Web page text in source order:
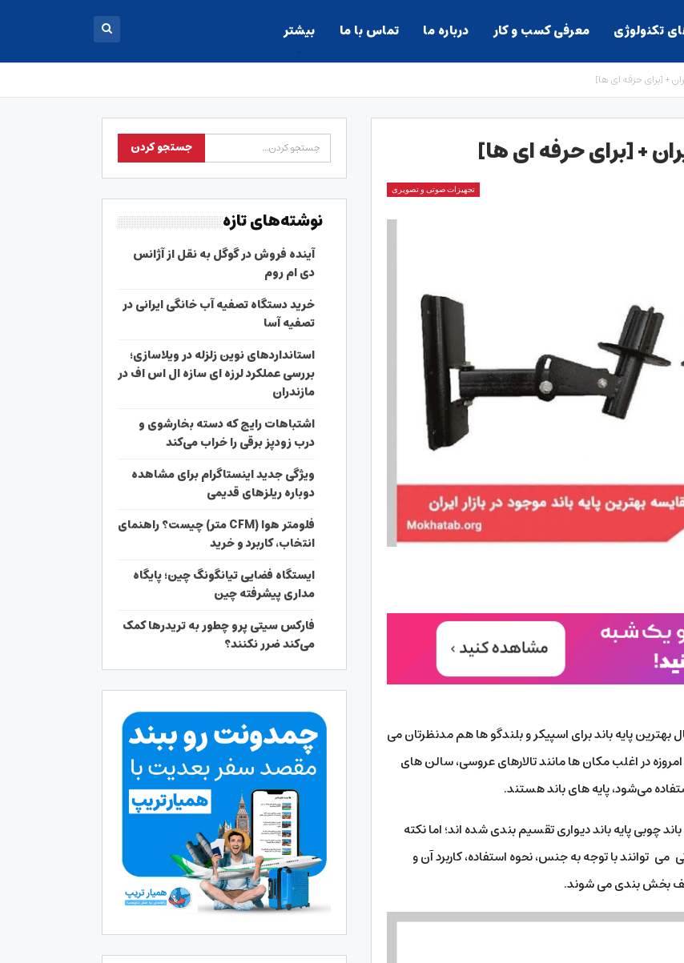
تکنولوژی معرفی کسب و کار درباره ما تماس با ما بیشتر
+ [برای حرفه ای ها]
+ [برای حرفه ای ها]
تجهیزات صوتی و تصویری
پایه باند برای اسپیکر و بلندگو ها هم مد‌نظرتان می
در اغلب مکان ها مانند تالارهای عروسی، سالن های
می‌شود، پایه های باند هستند.
چوبی پایه باند دیواری تقسیم بندی شده اند؛ اما نکته
با توجه به جنس، نحوه استفاده، کاربرد آن و
بخش بندی می شوند.
نوشته‌های تازه
آینده فروش در گوگل به نقل از آژانس
دی ام روم
خرید دستگاه تصفیه آب خانگی ایرانی در
تصفیه آسا
استانداردهای نوین زلزله در ویلاسازی؛
بررسی عملکرد لرزه ای سازه ال اس اف در
مازندران
اشتباهات رایج که دسته بخارشوی و
درب زودپز برقی را خراب می‌کند
ویژگی جدید اینستاگرام برای مشاهده
دوباره ریلزهای قدیمی
فلومتر هوا (CFM متر) چیست؟ راهنمای
انتخاب، کاربرد و خرید
ایستگاه فضایی تیانگونگ چین؛ پایگاه
مداری پیشرفته چین
فارکس سیتی پرو چطور به تریدرها کمک
می‌کند ضرر نکنند؟